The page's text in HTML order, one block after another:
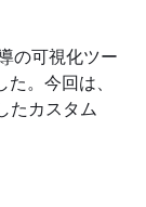
の可視化ツー
。今回は、
たカスタム